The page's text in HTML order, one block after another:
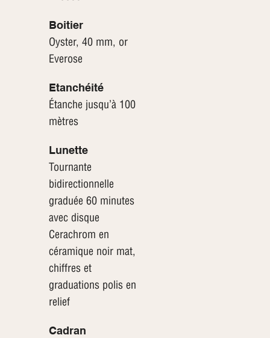
Boitier
Oyster, 40 mm, or
Everose
Etanchéité
Étanche jusqu’à 100
mètres
Lunette
Tournante
bidirectionnelle
graduée 60 minutes
avec disque
Cerachrom en
céramique noir mat,
chiffres et
graduations polis en
relief
Cadran